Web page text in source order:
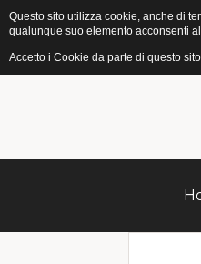
Questo sito utilizza cookie, anche di
qualunque suo elemento acconsenti
Accetto i Cookie da parte di questo